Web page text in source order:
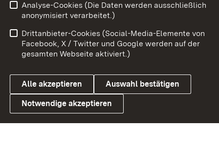
Link zum Landesportal
Benutzungshinweise
Barrierefreiheit
Datenschutz
Cookies
Analyse-Cookies (Die Daten werden ausschließlich
anonymisiert verarbeitet.)
Drittanbieter-Cookies (Social-Media-Elemente von
Facebook, X / Twitter und Google werden auf der
gesamten Webseite aktiviert.)
Alle akzeptieren Auswahl bestätigen
Notwendige akzeptieren